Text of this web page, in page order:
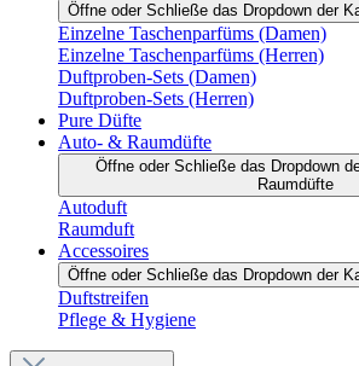
Öffne oder Schließe das Dropdown der
Einzelne Taschenparfüms (Damen)
Einzelne Taschenparfüms (Herren)
Duftproben-Sets (Damen)
Duftproben-Sets (Herren)
Pure Düfte
Auto- & Raumdüfte
Öffne oder Schließe das Dropdown
Raumdüfte
Autoduft
Raumduft
Accessoires
Öffne oder Schließe das Dropdown der
Duftstreifen
Pflege & Hygiene